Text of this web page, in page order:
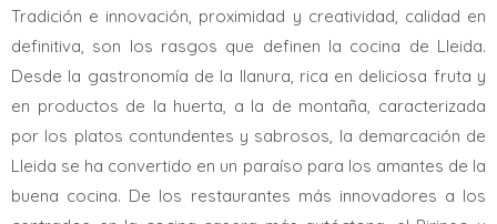
Tradición e innovación, proximidad y creatividad, calidad en
definitiva, son los rasgos que definen la cocina de Lleida.
Desde la gastronomía de la llanura, rica en deliciosa fruta y
en productos de la huerta, a la de montaña, caracterizada
por los platos contundentes y sabrosos, la demarcación de
Lleida se ha convertido en un paraíso para los amantes de la
buena cocina. De los restaurantes más innovadores a los